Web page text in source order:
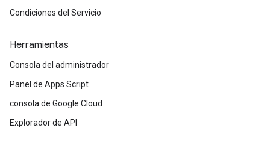
Condiciones del Servicio
Herramientas
Consola del administrador
Panel de Apps Script
consola de Google Cloud
Explorador de API